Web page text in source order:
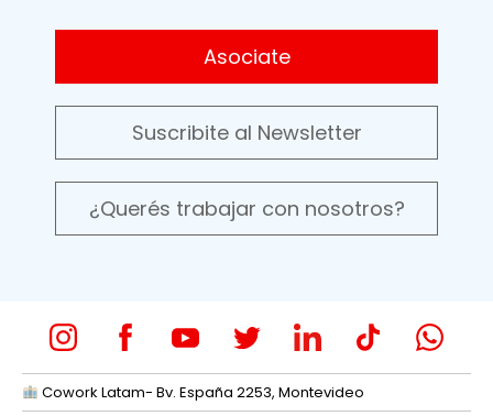
Asociate
Suscribite al Newsletter
¿Querés trabajar con nosotros?
Cowork Latam- Bv. España 2253, Montevideo